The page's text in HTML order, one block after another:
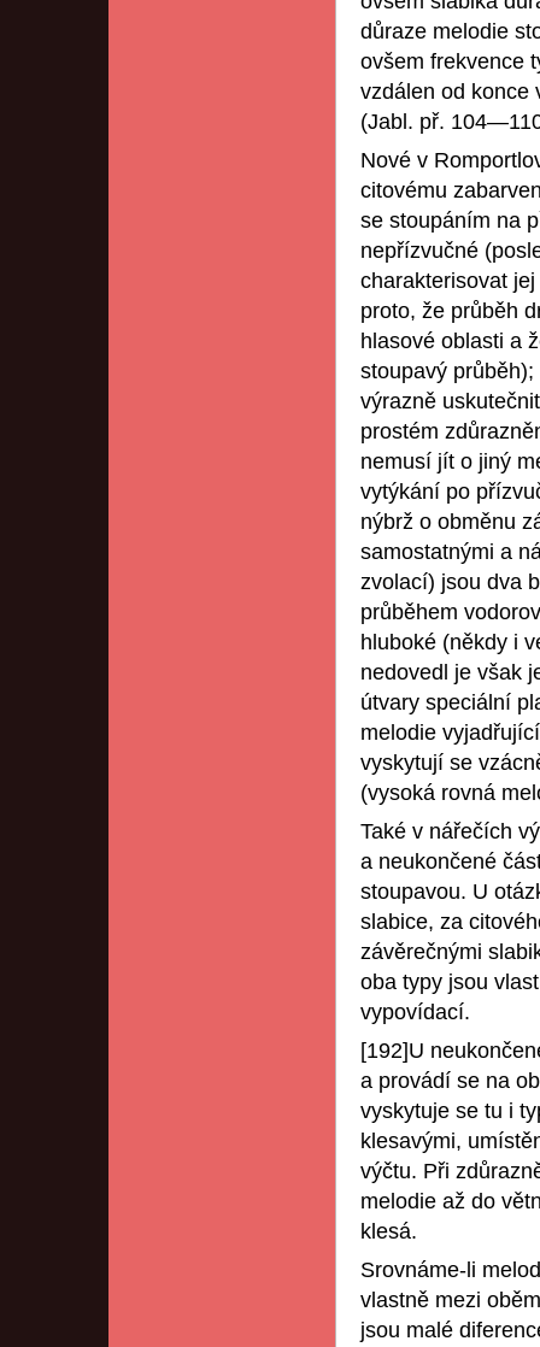
důraze melodie
ovšem frekvence
vzdálen od konce
(Jabl. př.
Nové v
citovému
se stoupáním na
nepřízvučné
charakterisovat
proto, že průběh
hlasové oblasti a
stoupavý
výrazně
prostém
nemusí jít o jiný
vytýkání po
nýbrž o obměnu
samostatnými a
zvolací) jsou dva
průběhem
hluboké (někdy i
nedovedl je však
útvary speciální
melodie
vyskytují se
(vysoká rovná
Také v nářečích
a neukončené
stoupavou. U
slabice, za
závěrečnými
oba typy jsou
vypovídací.
[192]U
a provádí se na
vyskytuje se tu i
klesavými,
výčtu. Při
melodie až do
klesá.
Srovnáme-li
vlastně mezi
jsou malé